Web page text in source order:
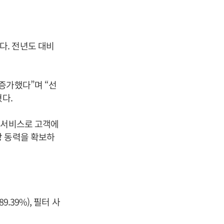
. 전년도 대비
가했다”며 “선
.
비스로 고객에
동력을 확보하
필터 사